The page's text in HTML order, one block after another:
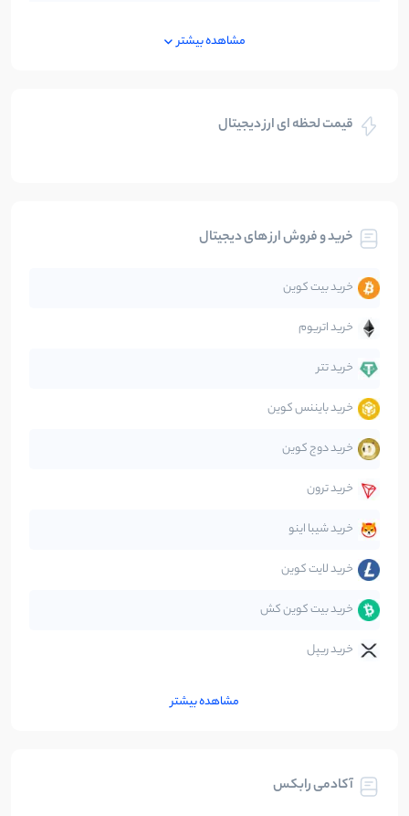
بلاکچین
تحلیل
جهان
دیفای
صرافی‌ها
قانون‌گذاری
متاورس
مشاهده بیشتر
قیمت لحظه ای ارز دیجیتال
خرید و فروش ارز های دیجیتال
خرید بیت کوین
خرید اتریوم
خرید تتر
خرید بایننس کوین
خرید دوج کوین
خرید ترون
خرید شیبا اینو
خرید لایت کوین
خرید بیت کوین کش
خرید ریپل
مشاهده بیشتر
آکادمی رابکس